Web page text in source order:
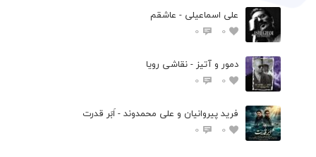
علی اسماعیلی - عاشقم
0
0
دمور و آتیز - نقاشی رویا
0
0
فرید پیروانیان و علی محمدوند - اَبَر قدرت
0
0